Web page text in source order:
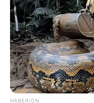
BRAINBERRIES
Hollywood's
A Look Inside
BRAINBERRIES
HABERION